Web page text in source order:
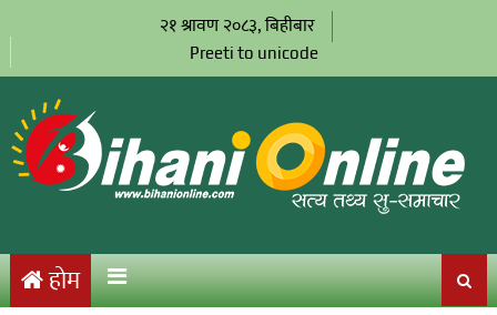
२१ श्रावण २०८३, बिहीबार
Preeti to unicode
होम